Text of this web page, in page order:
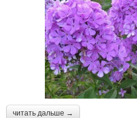
читать дальше →